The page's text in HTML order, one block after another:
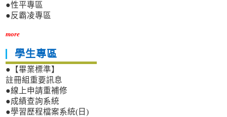
●性平專區
●反霸凌專區
more
學生專區
●【畢業標準】
註冊組重要訊息
●線上申請重補修
●成績查詢系統
●學習歷程檔案系統(日)